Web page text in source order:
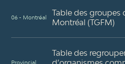
06 - Montréal
Table des groupes
Montréal (TGFM)
Provincial
Table des